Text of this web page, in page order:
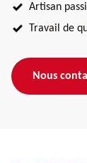
Artisan
Travail de
Nous